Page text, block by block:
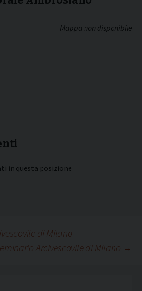
Mappa non disponibile
in questa posizione
di Milano
Arcivescovile di Milano →